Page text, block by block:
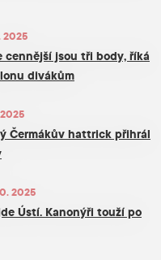
2025
cennější jsou tři body, říká
divákům
2025
Čermákův hattrick přihrál
2025
Ústí. Kanonýři touží po